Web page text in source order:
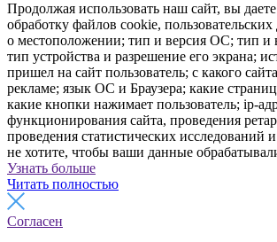
Продолжая использовать наш сайт, вы даете
обработку файлов cookie,
о местоположении; тип и версия ОС; тип и
тип устройства и разрешение его экрана;
пришел на сайт пользователь; с какого
рекламе; язык ОС и Браузера; какие
какие кнопки нажимает пользователь; ip-
функционирования сайта, проведения
проведения статистических исследований
не хотите, чтобы ваши данные
Узнать больше
Читать полностью
Согласен